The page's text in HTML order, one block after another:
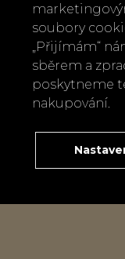
soubory
„Přijímám“
sběrem a
poskytneme
nakupování.